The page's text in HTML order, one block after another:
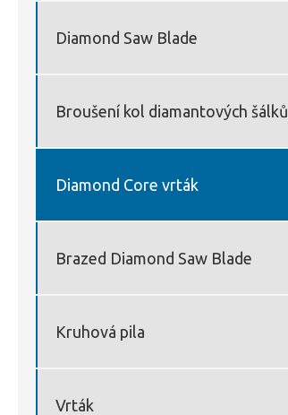
Diamond Saw Blade
Broušení kol diamantových šálků
Diamond Core vrták
Brazed Diamond Saw Blade
Kruhová pila
Vrták